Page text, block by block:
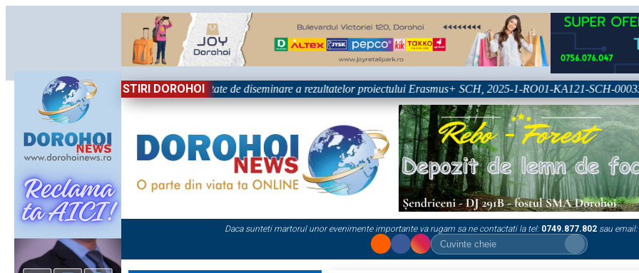
STIRI DOROHOI
„Grigore Ghica” Dorohoi - Activitate de diseminare a rezultatelor proiectului Erasmus+ SCH, 2025-1-RO01-KA121-SCH-000333361
Daca sunteti martorul unor evenimente importante va rugam sa ne contactati la tel: 0749.877.802 sau email: